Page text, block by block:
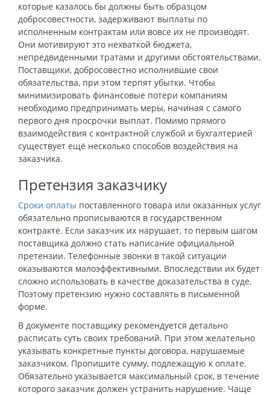
которые казалось бы должны быть образцом
добросовестности, задерживают выплаты по
исполненным контрактам или вовсе их не производят.
Они мотивируют это нехваткой бюджета,
непредвиденными тратами и другими обстоятельствами.
Поставщики, добросовестно исполнившие свои
обязательства, при этом терпят убытки. Чтобы
минимизировать финансовые потери компаниям
необходимо предпринимать меры, начиная с самого
первого дня просрочки выплат. Помимо прямого
взаимодействия с контрактной службой и бухгалтерией
существует ещё несколько способов воздействия на
заказчика.
Претензия заказчику
Сроки оплаты поставленного товара или оказанных услуг
обязательно прописываются в государственном
контракте. Если заказчик их нарушает, то первым шагом
поставщика должно стать написание официальной
претензии. Телефонные звонки в такой ситуации
оказываются малоэффективными. Впоследствии их будет
сложно использовать в качестве доказательства в суде.
Поэтому претензию нужно составлять в письменной
форме.
В документе поставщику рекомендуется детально
расписать суть своих требований. При этом желательно
указывать конкретные пункты договора, нарушаемые
заказчиком. Пропишите сумму, подлежащую к оплате.
Обязательно указывается максимальный срок, в течение
которого заказчик должен устранить нарушение. Чаще